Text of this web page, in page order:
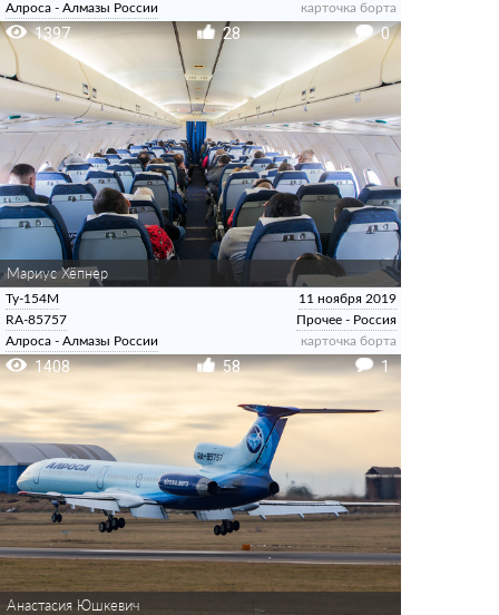
Алроса - Алмазы России
карточка борта
1397 28 0
Мариус Хёпнер
Ту-154М
RA-85757
Алроса - Алмазы России
11 ноября 2019
Прочее - Россия
карточка борта
1408 58 1
Анастасия Юшкевич